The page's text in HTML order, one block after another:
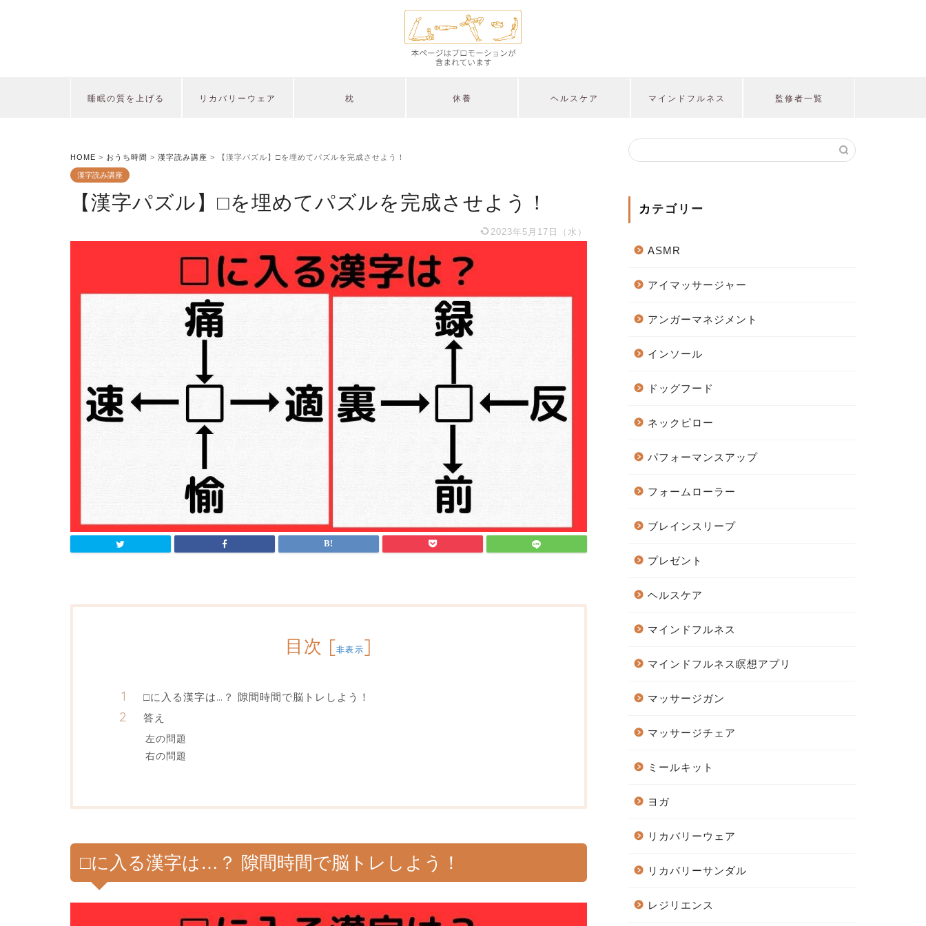
睡眠の質を上げる リカバリーウェア 枕 休養 ヘルスケア マインドフルネス 監修者一覧
HOME > おうち時間 > 漢字読み講座 > 【漢字パズル】□を埋めてパズルを完成させよう！
漢字読み講座
【漢字パズル】□を埋めてパズルを完成させよう！
2023年5月17日（水）
目次 [非表示]
□に入る漢字は…？ 隙間時間で脳トレしよう！
答え
左の問題
右の問題
□に入る漢字は…？ 隙間時間で脳トレしよう！
カテゴリー
ASMR
アイマッサージャー
アンガーマネジメント
インソール
ドッグフード
ネックピロー
パフォーマンスアップ
フォームローラー
ブレインスリープ
プレゼント
ヘルスケア
マインドフルネス
マインドフルネス瞑想アプリ
マッサージガン
マッサージチェア
ミールキット
ヨガ
リカバリーウェア
リカバリーサンダル
レジリエンス